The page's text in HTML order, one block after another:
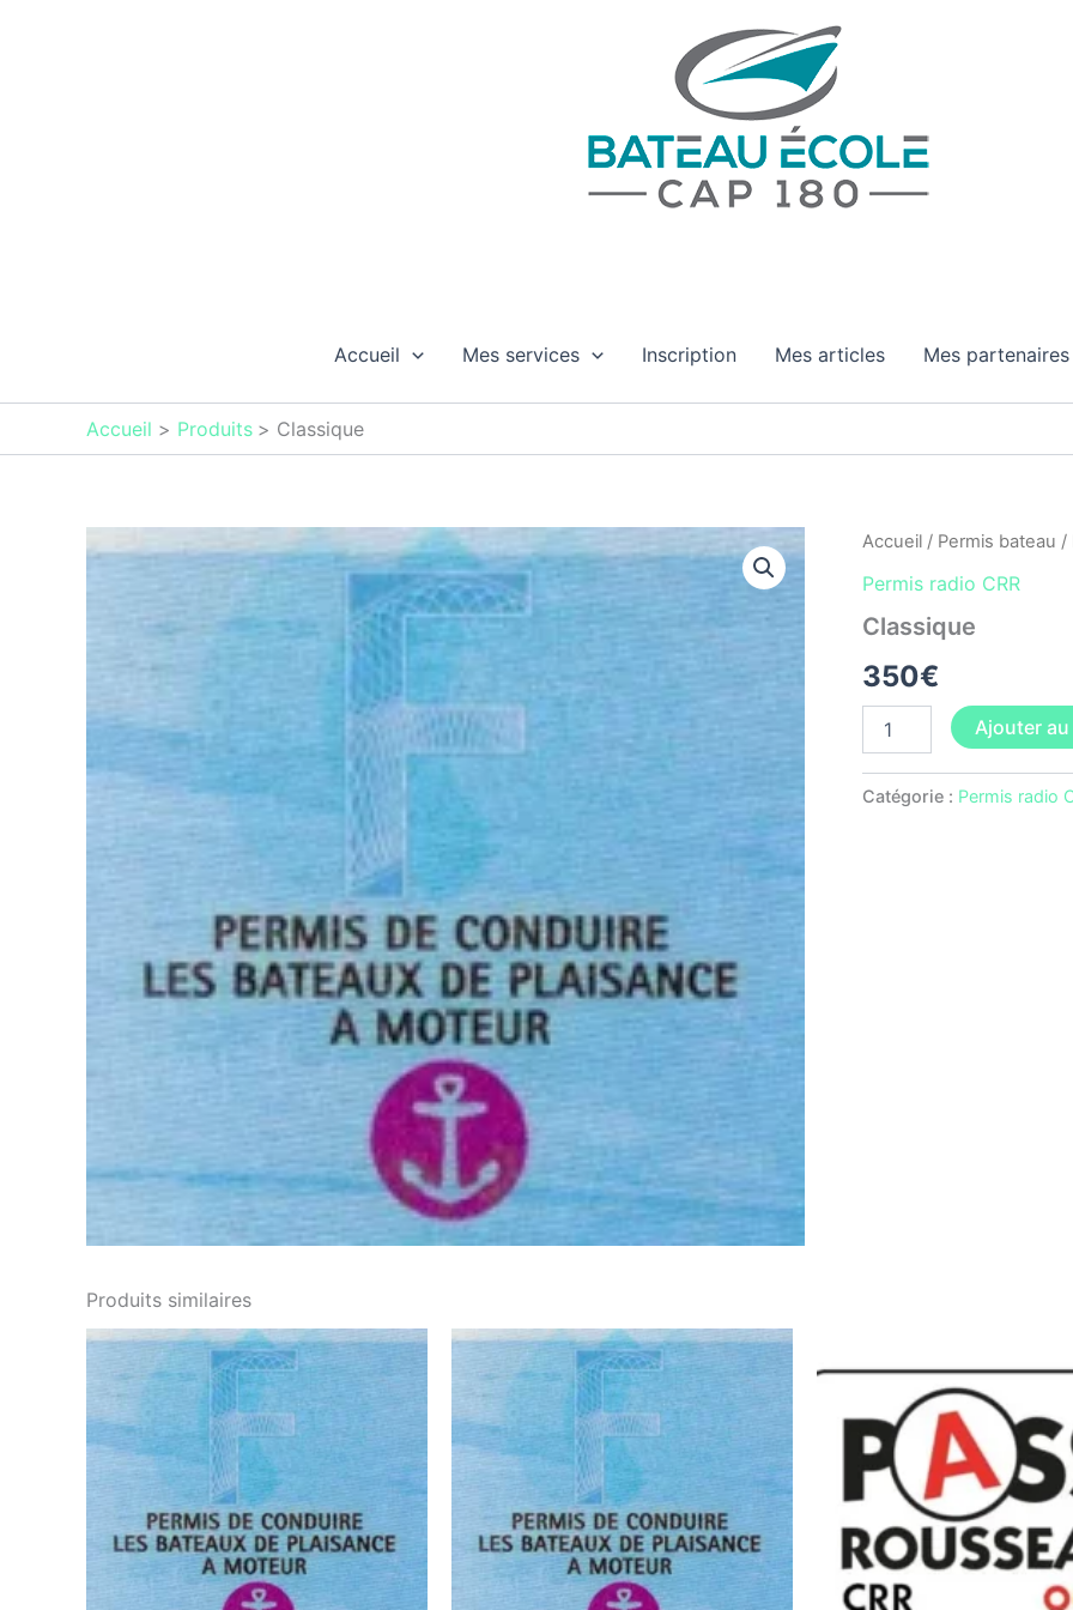
Accueil Mes services Inscription Mes articles Mes partenaires
Accueil Produits Classique
Accueil / Permis bateau /
Permis radio CRR
Classique
350€
quantité
Classique
Ajouter
Catégorie : Permis radio
Produits similaires